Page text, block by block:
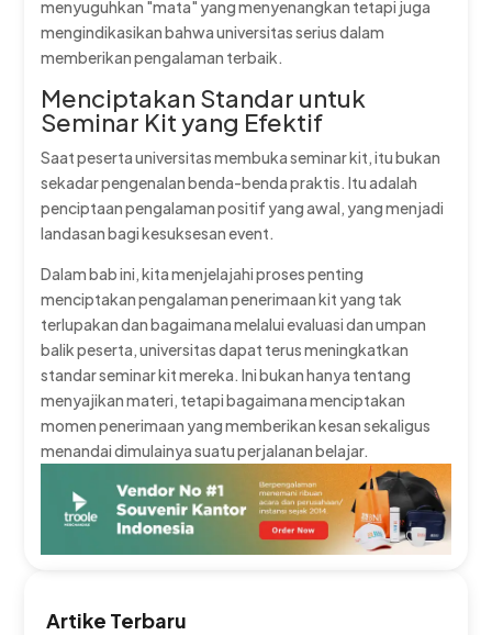
menyuguhkan "mata" yang menyenangkan tetapi juga
mengindikasikan bahwa universitas serius dalam
memberikan pengalaman terbaik.
Menciptakan Standar untuk
Seminar Kit yang Efektif
Saat peserta universitas membuka seminar kit, itu bukan
sekadar pengenalan benda-benda praktis. Itu adalah
penciptaan pengalaman positif yang awal, yang menjadi
landasan bagi kesuksesan event.
Dalam bab ini, kita menjelajahi proses penting
menciptakan pengalaman penerimaan kit yang tak
terlupakan dan bagaimana melalui evaluasi dan umpan
balik peserta, universitas dapat terus meningkatkan
standar seminar kit mereka. Ini bukan hanya tentang
menyajikan materi, tetapi bagaimana menciptakan
momen penerimaan yang memberikan kesan sekaligus
menandai dimulainya suatu perjalanan belajar.
Artike Terbaru